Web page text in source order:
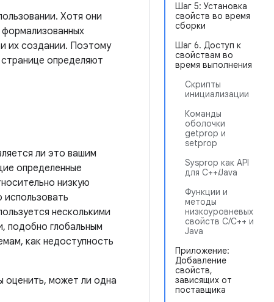
Шаг 5: Установка
свойств во время
сборки
Шаг 6. Доступ к
свойствам во
время выполнения
Скрипты
инициализации
Команды
оболочки
getprop и
setprop
Sysprop как API
для C++/Java
Функции и
методы
низкоуровневых
свойств C/C++ и
Java
Приложение:
Добавление
свойств,
зависящих от
поставщика
Хотя они
их создании. Поэтому
определяют
ли это вашим
определенные
низкую
использовать
несколькими
подобно глобальным
как недоступность
оценить, может ли одна